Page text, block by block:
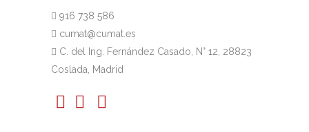
916 738 586
cumat@cumat.es
C. del Ing. Fernández Casado, N° 12, 28823
Coslada, Madrid